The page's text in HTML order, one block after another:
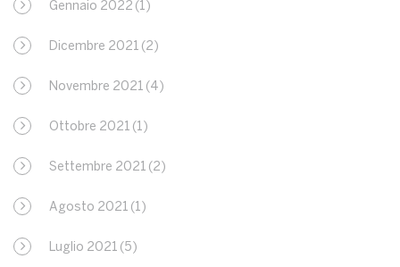
Gennaio 2022 (1)
Dicembre 2021 (2)
Novembre 2021 (4)
Ottobre 2021 (1)
Settembre 2021 (2)
Agosto 2021 (1)
Luglio 2021 (5)